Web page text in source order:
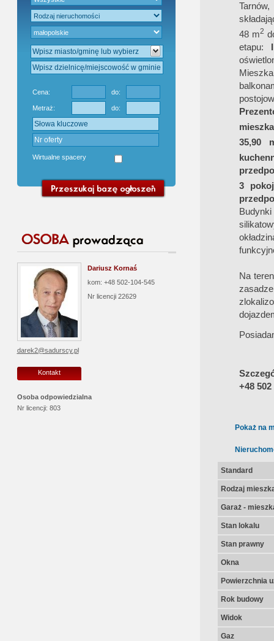
Cena: do:
Metraż: do:
Wirtualne spacery
Dariusz Kornaś
kom: +48 502-104-545
Nr licencji 22629
darek2@sadurscy.pl
Kontakt
Osoba odpowiedzialna
Nr licencji: 803
48 m2
etapu:
35,90
3
Na
+48 502
Pokaż na
Standard
Rodzaj
Garaż -
Stan lokalu
Stan prawny
Okna
Powierzchnia
Rok budowy
Widok
Gaz